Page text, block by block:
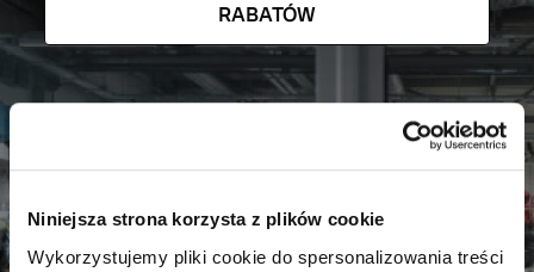
Niniejsza strona korzysta z plików cookie
Wykorzystujemy pliki cookie do spersonalizowania treści
RABATÓW